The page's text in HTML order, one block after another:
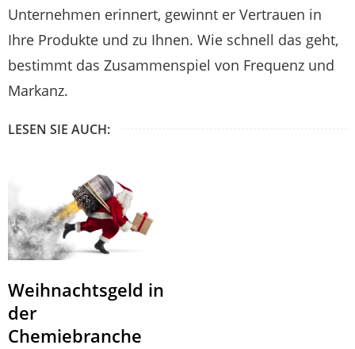
Unternehmen erinnert, gewinnt er Vertrauen in
Ihre Produkte und zu Ihnen. Wie schnell das geht,
bestimmt das Zusammenspiel von Frequenz und
Markanz.
LESEN SIE AUCH:
Weihnachtsgeld in
der
Chemiebranche